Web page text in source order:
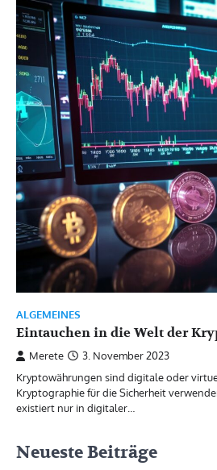
ALGEMEINES
Eintauchen in die Welt der
Merete
3. November 2023
Kryptowährungen sind digitale oder
Kryptographie für die Sicherheit
existiert nur in digitaler…
Neueste Beiträge